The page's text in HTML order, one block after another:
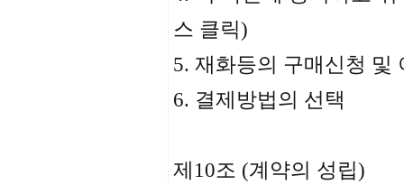
스 클릭)
5. 재화등의 구매신청 및
6. 결제방법의 선택
제10조 (계약의 성립)